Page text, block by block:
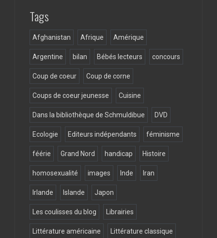
Tags
Afghanistan Afrique Amérique
Argentine bilan Bébés lecteurs concours
Coup de coeur Coup de corne
Coups de coeur jeunesse Cuisine
Dans la bibliothèque de Schmuldibue DVD
Ecologie Editeurs indépendants féminisme
féérie Grand Nord handicap Histoire
homosexualité images Inde Iran
Irlande Islande Japon
Les coulisses du blog Librairies
Littérature américaine Littérature classique